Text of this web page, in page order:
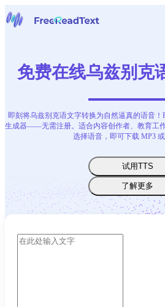
语音转文字
工具
联系我们
免费在线乌兹别克
即刻将乌兹别克语文字转换为自然逼真的语音！
生成器——无需注册。适合内容创作者、教育工
选择语音，即可下载 MP3 或
试用TTS
了解更多